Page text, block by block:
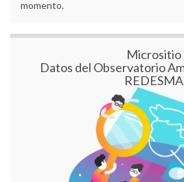
momento.
Micrositio
Datos del Observatorio
REDESMA